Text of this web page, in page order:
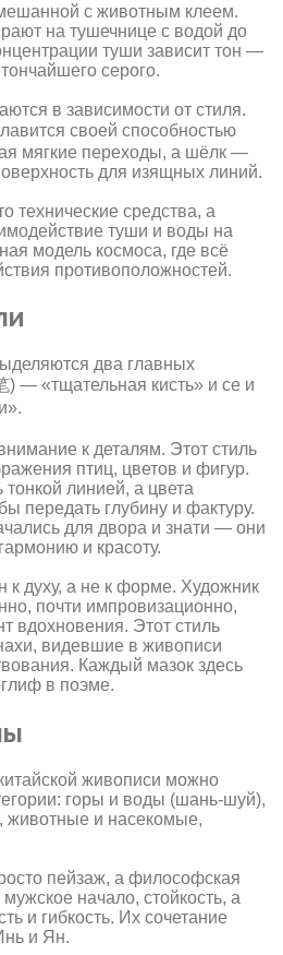
с животным клеем.
на тушечнице с водой до
туши зависит тон —
серого.
в зависимости от стиля.
своей способностью
мягкие переходы, а шёлк —
для изящных линий.
технические средства, а
туши и воды на
модель космоса, где всё
противоположностей.
два главных
) — «тщательная кисть» и се и
к деталям. Этот стиль
птиц, цветов и фигур.
линией, а цвета
передать глубину и фактуру.
для двора и знати — они
и красоту.
к духу, а не к форме. Художник
почти импровизационно,
вдохновения. Этот стиль
видевшие в живописи
Каждый мазок здесь
в поэме.
живописи можно
горы и воды (шань-шуй),
животные и насекомые,
пейзаж, а философская
начало, стойкость, а
и гибкость. Их сочетание
и Ян.